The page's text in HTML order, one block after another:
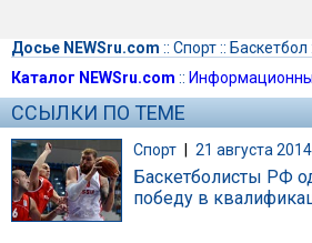
Досье NEWSru.com :: Спорт:: Баскетбол
Каталог NEWSru.com ::
ССЫЛКИ ПО ТЕМЕ
Спорт | 21 августа 2014
Баскетболисты РФ
победу в